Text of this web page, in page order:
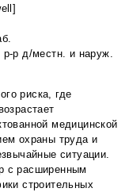
р д/местн. и наруж.
риска, где
медицинской
охраны труда и
ситуации.
с расширенным
строительных